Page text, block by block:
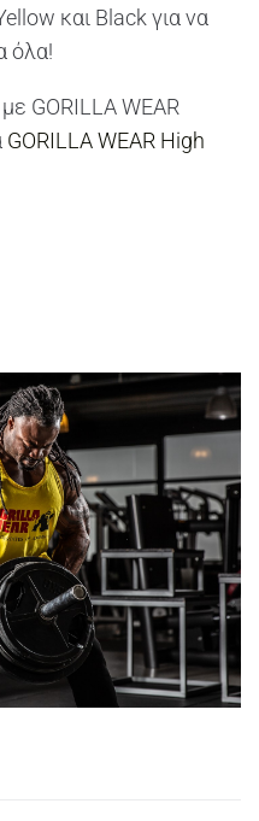
και Black για να
όλα!
GORILLA WEAR
GORILLA WEAR High